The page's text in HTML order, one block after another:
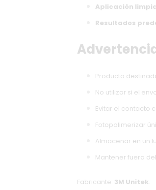
Aplicación
Resultados
Producto
No utilizar si el
Evitar el contacto
Fotopolimerizar
Almacenar en un
Mantener fuera
Fabricante: 3M Unitek.